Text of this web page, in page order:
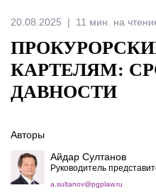
20.08.2025 11 мин. на
КАРТЕЛЯМ:
ДАВНОСТИ
Авторы
Айдар Султанов
Руководитель
a.sultanov@pgplaw.ru